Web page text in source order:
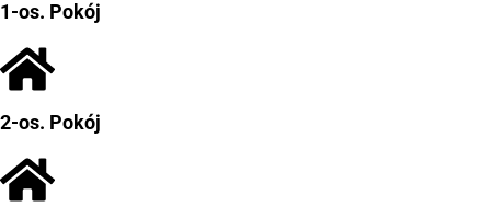
1-os. Pokój
2-os. Pokój